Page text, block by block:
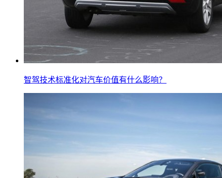
智驾技术标准化对汽车价值有什么影响？